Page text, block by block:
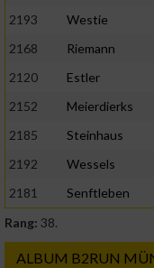
2193
Westie
2168
Riemann
2120
Estler
2152
Meierdierks
2185
Steinhaus
2192
Wessels
2181
Senftleben
Rang: 38.
ALBUM B2RUN